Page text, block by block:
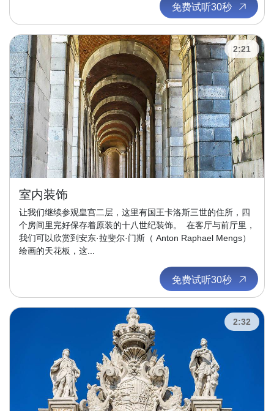
免费试听30秒
2:21
室内装饰
让我们继续参观皇宫二层，这里有国王卡洛斯三世的住所，四
个房间里完好保存着原装的十八世纪装饰。 在客厅与前厅里，
我们可以欣赏到安东·拉斐尔·门斯（ Anton Raphael Mengs）
绘画的天花板，这...
免费试听30秒
2:32